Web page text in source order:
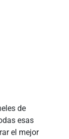
de
esas
el mejor